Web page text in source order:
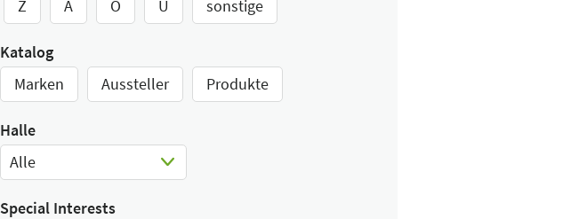
Z Ä Ö Ü sonstige
Katalog
Marken
Aussteller Produkte
Halle
Alle
Select Input
Special Interests